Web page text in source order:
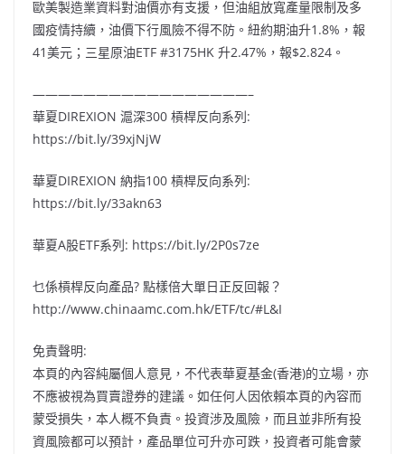
歐美製造業資料對油價亦有支援，但油組放寬產量限制及多
國疫情持續，油價下行風險不得不防。紐約期油升1.8%，報
41美元；三星原油ETF #3175HK 升2.47%，報$2.824。
—————————————————–
華夏DIREXION 滬深300 槓桿反向系列:
https://bit.ly/39xjNjW
華夏DIREXION 納指100 槓桿反向系列:
https://bit.ly/33akn63
華夏A股ETF系列: https://bit.ly/2P0s7ze
乜係槓桿反向產品? 點樣倍大單日正反回報？
http://www.chinaamc.com.hk/ETF/tc/#L&I
免責聲明:
本頁的內容純屬個人意見，不代表華夏基金(香港)的立場，亦
不應被視為買賣證券的建議。如任何人因依賴本頁的內容而
蒙受損失，本人概不負責。投資涉及風險，而且並非所有投
資風險都可以預計，產品單位可升亦可跌，投資者可能會蒙